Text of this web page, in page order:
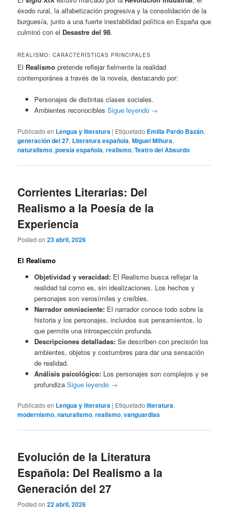
éxodo rural, la alfabetización progresiva y la consolidación de la
burguesía, junto a una fuerte inestabilidad política en España que
culminó con el Desastre del 98.
REALISMO: CARACTERÍSTICAS PRINCIPALES
El Realismo pretende reflejar fielmente la realidad
contemporánea a través de la novela, destacando por:
Personajes de distintas clases sociales.
Ambientes reconocibles Sigue leyendo →
Publicado en Lengua y literatura | Etiquetado Emilia Pardo Bazán,
generación del 27, Literatura española,Miguel Mihura,
naturalismo,poesía española,realismo,Teatro del Absurdo
Corrientes Literarias: Del
Realismo a la Poesía de la
Experiencia
Posted on23 abril, 2026
El Realismo
Objetividad y veracidad:El Realismo busca reflejar la
realidad tal como es, sin idealizaciones. Los hechos y
personajes son verosímiles y creíbles.
Narrador omnisciente:El narrador conoce todo sobre la
historia y los personajes, incluidos sus pensamientos, lo
que permite una introspección profunda.
Descripciones detalladas:Se describen con precisión los
ambientes, objetos y costumbres para dar una sensación
de realidad.
Análisis psicológico:Los personajes son complejos y se
profundiza Sigue leyendo →
Publicado en Lengua y literatura | Etiquetado literatura,
modernismo,naturalismo,realismo,vanguardias
Evolución de la Literatura
Española: Del Realismo a la
Generación del 27
Posted on22 abril, 2026